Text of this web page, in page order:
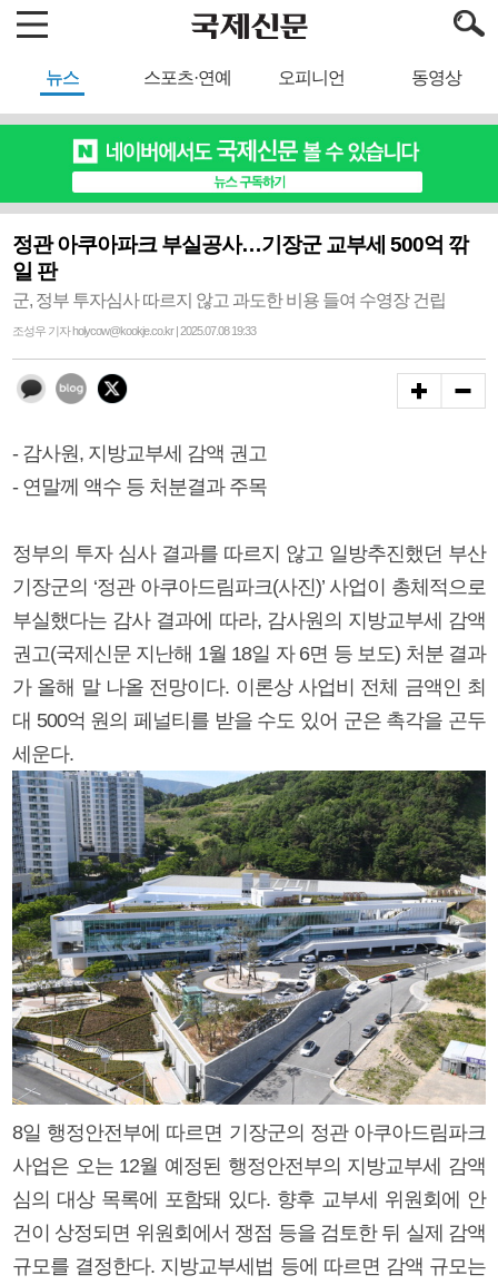
뉴스 스포츠·연예 오피니언 동영상
정관 아쿠아파크 부실공사…기장군 교부세 500억 깎
일 판
군, 정부 투자심사 따르지 않고 과도한 비용 들여 수영장 건립
조성우 기자 holycow@kookje.co.kr | 2025.07.08 19:33
- 감사원, 지방교부세 감액 권고
- 연말께 액수 등 처분결과 주목
정부의 투자 심사 결과를 따르지 않고 일방추진했던 부산
기장군의 ‘정관 아쿠아드림파크(사진)’ 사업이 총체적으로
부실했다는 감사 결과에 따라, 감사원의 지방교부세 감액
권고(국제신문 지난해 1월 18일 자 6면 등 보도) 처분 결과
가 올해 말 나올 전망이다. 이론상 사업비 전체 금액인 최
대 500억 원의 페널티를 받을 수도 있어 군은 촉각을 곤두
세운다.
8일 행정안전부에 따르면 기장군의 정관 아쿠아드림파크
사업은 오는 12월 예정된 행정안전부의 지방교부세 감액
심의 대상 목록에 포함돼 있다. 향후 교부세 위원회에 안
건이 상정되면 위원회에서 쟁점 등을 검토한 뒤 실제 감액
규모를 결정한다. 지방교부세법 등에 따르면 감액 규모는